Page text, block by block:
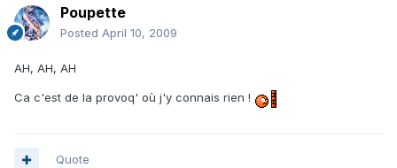
Poupette
Posted April 10, 2009
AH, AH, AH
Ca c'est de la provoq' où j'y connais rien !
Quote